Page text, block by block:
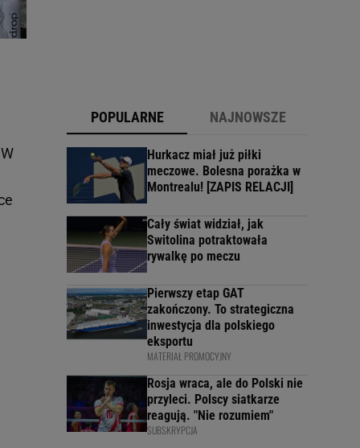
POPULARNE NAJNOWSZE
Hurkacz miał już piłki
meczowe. Bolesna porażka w
Montrealu! [ZAPIS RELACJI]
Cały świat widział, jak
Switolina potraktowała
rywalkę po meczu
Pierwszy etap GAT
zakończony. To strategiczna
inwestycja dla polskiego
eksportu
MATERIAŁ PROMOCYJNY
Rosja wraca, ale do Polski nie
przyleci. Polscy siatkarze
reagują. "Nie rozumiem"
SUBSKRYPCJA